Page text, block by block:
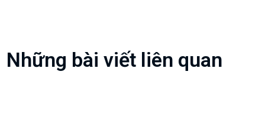
Những bài viết liên quan